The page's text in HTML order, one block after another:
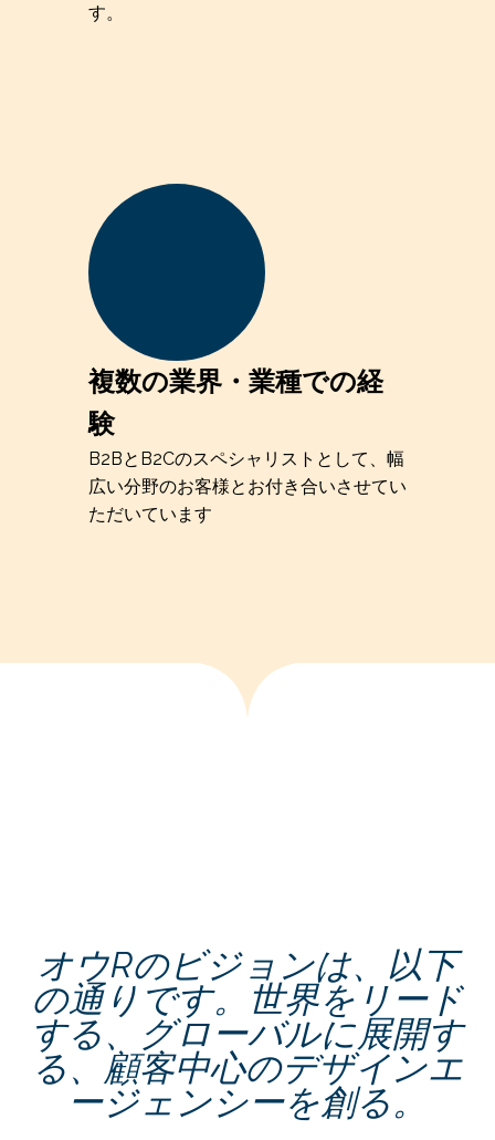
す。
複数の業界・業種での経
験
B2BとB2Cのスペシャリストとして、幅
広い分野のお客様とお付き合いさせてい
ただいています
オウRのビジョンは、以下
の通りです。世界をリード
する、グローバルに展開す
る、顧客中心のデザインエ
ージェンシーを創る。